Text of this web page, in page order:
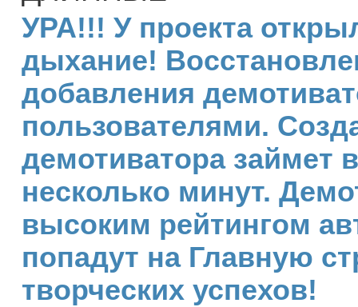
УРА!!! У проекта
дыхание!
добавления
пользователями.
демотиватора займет
несколько минут.
высоким рейтингом
попадут на Главную
творческих успехов!